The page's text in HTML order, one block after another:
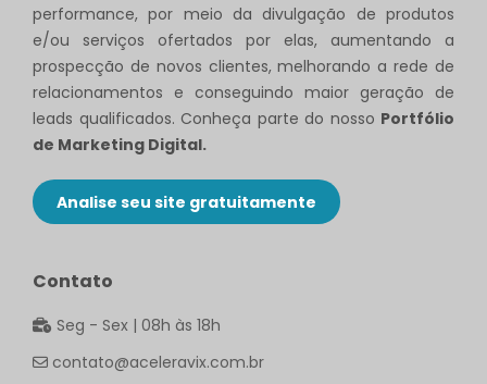
performance, por meio da divulgação de produtos
e/ou serviços ofertados por elas, aumentando a
prospecção de novos clientes, melhorando a rede de
relacionamentos e conseguindo maior geração de
leads qualificados. Conheça parte do nosso Portfólio
de Marketing Digital.
Analise seu site gratuitamente
Contato
Seg - Sex | 08h às 18h
contato@aceleravix.com.br